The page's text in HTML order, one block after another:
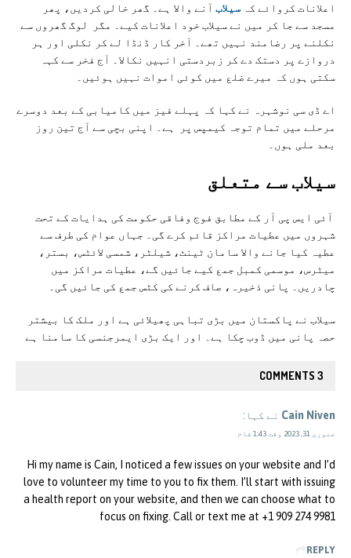
اعلانات کروائے کہ سیلاب آنے والا ہے۔ گھر خالی کردیں، پھر
مسجد سے جا کر میں نے سيلاب خود اعلانات کیے۔ مگر لوگ گھروں سے
نکلنے پر رضامند نہیں تھے۔ آخر کار ڈنڈا لے کر نکلی اور ہر
دروازے پر دستک دے کر زبردستی انہیں نکالا۔ آج فخر سے کہہ
سکتی ہوں کہ میرے ضلع میں کوئی اموات نہیں ہوئیں۔
اے ڈی سی نوشہرہ نے کہا کہ پہلے فیز میں کامیابی کے بعد دوسرے
مرحلے میں تمام توجہ کیمپس پر ہے۔ اپنی بچی سے آج تین روز
بعد ملی ہوں۔
سيلاب سے متعلق
آئی ایس پی آر کے مطابق فوج وفاقی حکومت کی ہدایات کے تحت
شہروں میں عطیات مراکز قائم کرے گی۔ جہاں عوام کی طرف سے
عطیہ کیا جانے والا سامان ٹینٹ، شیلٹر، شمسی لائٹس، بستر،
میٹرس، موسمی کمبل جمع کیے جائیں گے، عطیات مراکز میں
چادریں۔ پانی ذخیرہ، صاف کرنے کی کٹس جمع کی جائیں گی۔
سيلاب نے پاکستان ميں بڑی تباہی پھيلائی ہے اور ملک کا بيشتر
حصہ پانی ميں ڈوب چکا ہے۔ اور ايک بڑی ايمرجنسی کا سامنا ہے
3 COMMENTS
Cain Niven نے کہا:
جنوری 31, 2023 وقت 1:43 شام
Hi my name is Cain, I noticed a few issues on your website and I’d
love to volunteer my time to you to fix them. I’ll start with issuing
a health report on your website, and then we can choose what to
focus on fixing. Call or text me at +1 909 274 9981
REPLY